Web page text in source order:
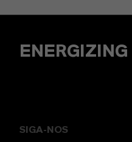
ENERGIZING
SIGA-NOS